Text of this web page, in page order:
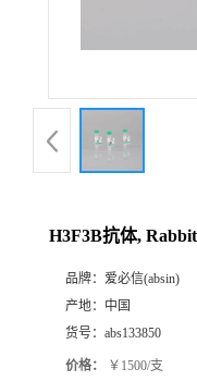
H3F3B抗体,
品牌： 爱必信(absin)
产地： 中国
货号： abs133850
价格： ￥1500/支